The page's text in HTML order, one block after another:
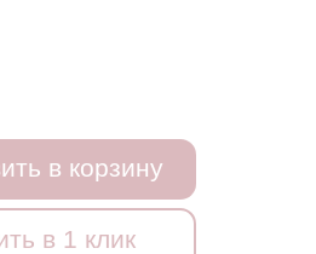
в корзину
в 1 клик